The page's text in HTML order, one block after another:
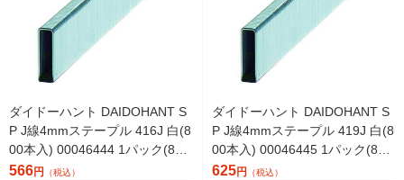
ダイドーハント DAIDОHANT S
P J線4mmステープル 416J 白(8
00本入) 00046444 1パック(800
本)（直送品）
566円 （税込）
ダイドーハント DAIDOHANT S
P J線4mmステープル 419J 白(8
00本入) 00046445 1パック(800
本)（直送品）
625円 （税込）